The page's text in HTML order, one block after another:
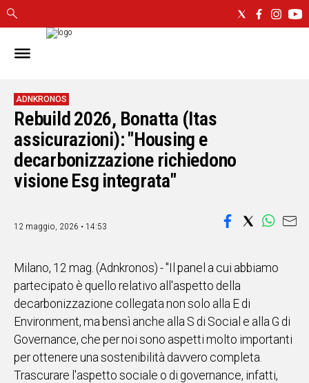
IN
CAGLIARI
SASSARI
NUORO
ORISTANO
SULCIS
GALLURA
MEDIO
ALTRE
NOTIZIE
POLITICA
IN
ITALIA
NEL
MONDO
ADNKRONOS
Rebuild 2026, Bonatta (Itas
assicurazioni): "Housing e
decarbonizzazione richiedono
visione Esg integrata"
12 maggio, 2026 • 14:53
Milano, 12 mag. (Adnkronos) - "Il panel a cui abbiamo
partecipato è quello relativo all'aspetto della
decarbonizzazione collegata non solo alla E di
Environment, ma bensì anche alla S di Social e alla G di
Governance, che per noi sono aspetti molto importanti
per ottenere una sostenibilità davvero completa.
Trascurare l'aspetto sociale o di governance, infatti,